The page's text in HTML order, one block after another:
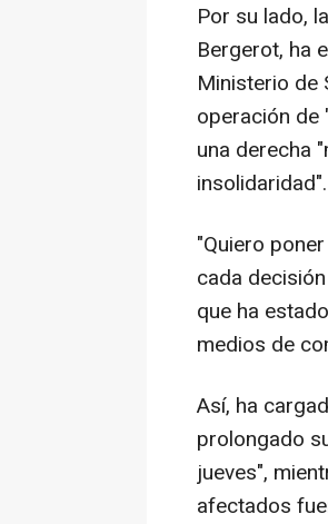
Por su lado,
Bergerot, ha
Ministerio de
operación de
una derecha
insolidaridad".
"Quiero
cada
que ha
medios de
Así, ha
prolongado
jueves",
afectados